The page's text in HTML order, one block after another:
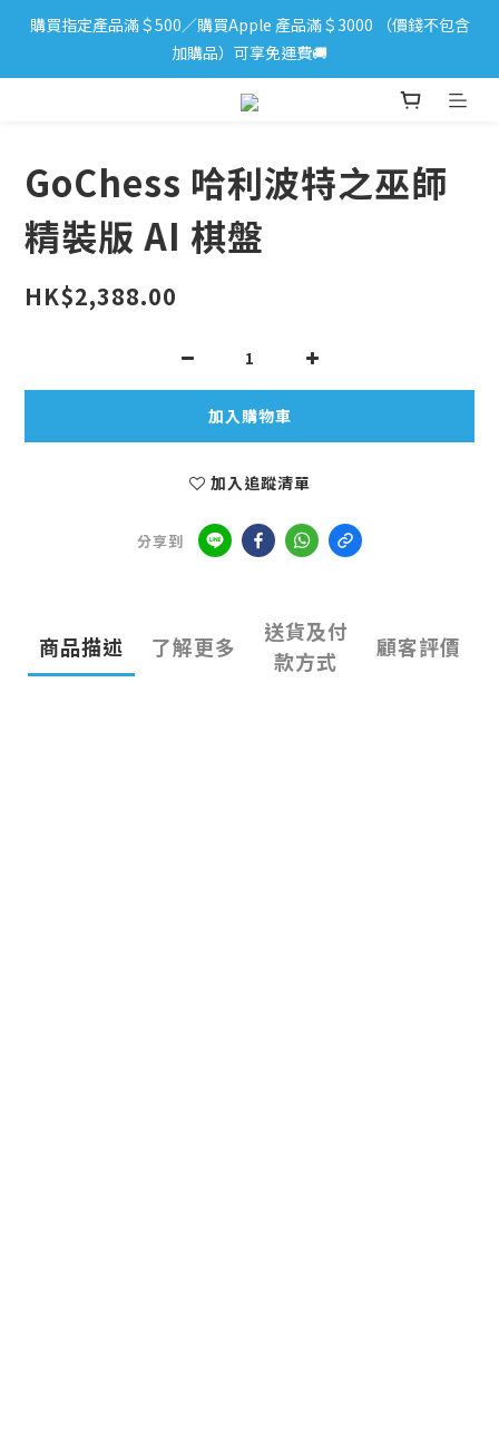
iPhone 17 系列新登場！立即訂購
購買指定產品滿＄500／購買Apple 產品滿＄3000 （價錢不包含
加購品）可享免運費🚚
iPhone 17 系列新登場！立即訂購
GoChess 哈利波特之巫師
精裝版 AI 棋盤
HK$2,388.00
加入購物車
加入追蹤清單
分享到
商品描述 了解更多
送貨及付
款方式
顧客評價